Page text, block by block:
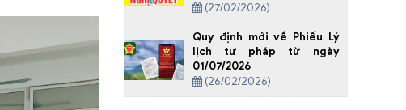
(27/02/2026)
Quy định mới về Phiếu Lý
lịch tư pháp từ ngày
01/07/2026
(26/02/2026)